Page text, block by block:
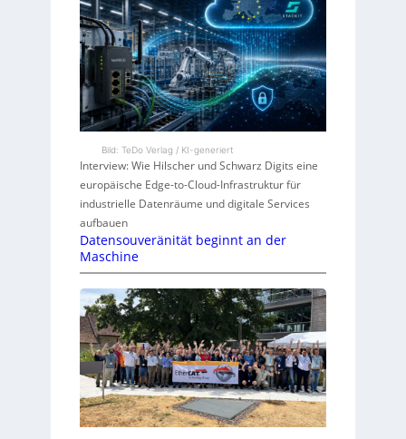
Bild: TeDo Verlag / KI-generiert
Interview: Wie Hilscher und Schwarz Digits eine
europäische Edge-to-Cloud-Infrastruktur für
industrielle Datenräume und digitale Services
aufbauen
Datensouveränität beginnt an der
Maschine